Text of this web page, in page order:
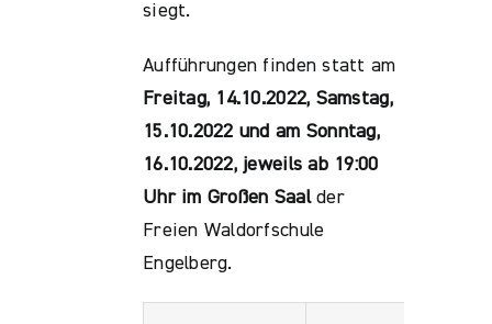
siegt.
Aufführungen finden statt am
Freitag, 14.10.2022, Samstag,
15.10.2022 und am Sonntag,
16.10.2022, jeweils ab 19:00
Uhr im Großen Saalder
Freien Waldorfschule
Engelberg.